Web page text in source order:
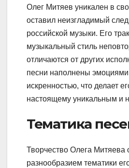
Олег Митяев уникален в
оставил неизгладимый
российской музыки. Его
музыкальный стиль
отличаются от других
песни наполнены
искренностью, что делает
настоящему уникальным и
Тематика
Творчество Олега Митяева
разнообразием тематики